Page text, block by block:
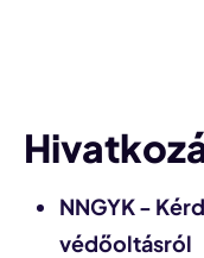
NNGYK -
védőoltásról